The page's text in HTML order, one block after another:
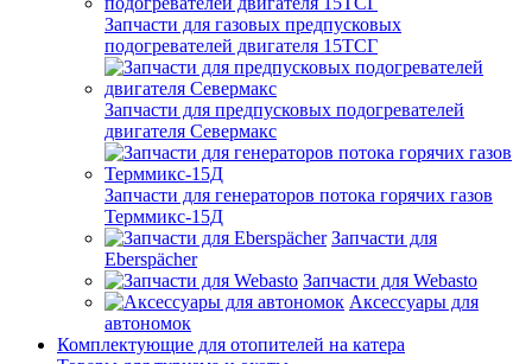
Запчасти для газовых предпусковых
подогревателей двигателя 15ТСГ
Запчасти для предпусковых подогревателей
двигателя Севермакс
Запчасти для генераторов потока горячих газов
Терммикс-15Д
Запчасти для
Eberspächer
Запчасти для Webasto
Аксессуары для
автономок
Комплектующие для отопителей на катера